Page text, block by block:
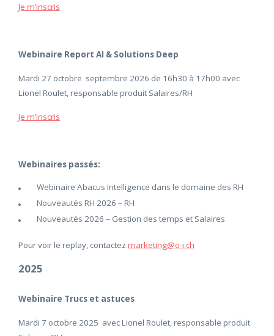
Je m’inscris
Webinaire Report AI & Solutions Deep
Mardi 27 octobre septembre 2026 de 16h30 à 17h00 avec
Lionel Roulet, responsable produit Salaires/RH
Je m’inscris
Webinaires passés:
Webinaire Abacus Intelligence dans le domaine des RH
Nouveautés RH 2026 – RH
Nouveautés 2026 – Gestion des temps et Salaires
Pour voir le replay, contactez marketing@o-i.ch
2025
Webinaire Trucs et astuces
Mardi 7 octobre 2025 avec Lionel Roulet, responsable produit